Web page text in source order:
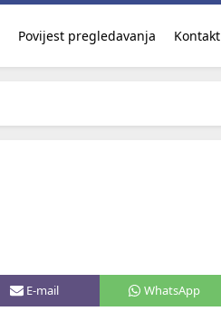
Povijest pregledavanja Kontakt
E-mail WhatsApp